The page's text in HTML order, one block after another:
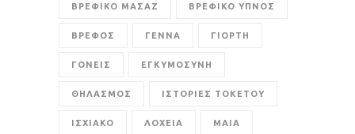
ΒΡΕΦΙΚΟ ΜΑΣΑΖ ΒΡΕΦΙΚΟ ΥΠΝΟΣ
ΒΡΕΦΟΣ ΓΕΝΝΑ ΓΙΟΡΤΗ
ΓΟΝΕΙΣ ΕΓΚΥΜΟΣΥΝΗ
ΘΗΛΑΣΜΟΣ ΙΣΤΟΡΙΕΣ ΤΟΚΕΤΟΥ
ΙΣΧΙΑΚΟ ΛΟΧΕΙΑ ΜΑΙΑ